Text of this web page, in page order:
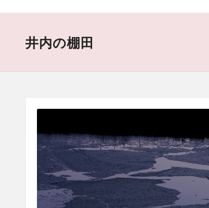
井内の棚田